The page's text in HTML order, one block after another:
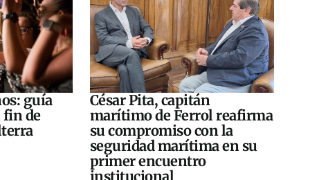
guía
fin de
César Pita, capitán
marítimo de Ferrol reafirma
su compromiso con la
seguridad marítima en su
primer encuentro
institucional